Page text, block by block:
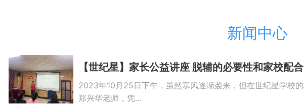
新闻中心
【世纪星】家长公益讲座 脱辅的必要性和家校配合
2023年10月25日下午，虽然寒风逐渐袭来，但在世纪星学校
郑兴华老师，凭...